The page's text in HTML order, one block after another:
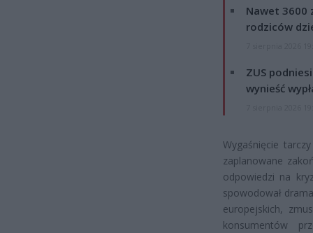
Nawet 3600
rodziców
ZUS
wynieść
Wygaśnięcie
zaplanowane
odpowiedzi na
spowodował
europejskich,
konsumentów